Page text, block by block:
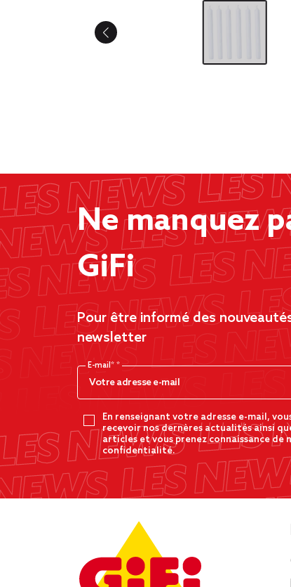
Ne manquez
GiFi
Pour être informé des
newsletter
E-mail*
En renseignant votre adresse e-mail,
recevoir nos dernères actualités ainsi
articles et vous prenez connaissance
confidentialité.